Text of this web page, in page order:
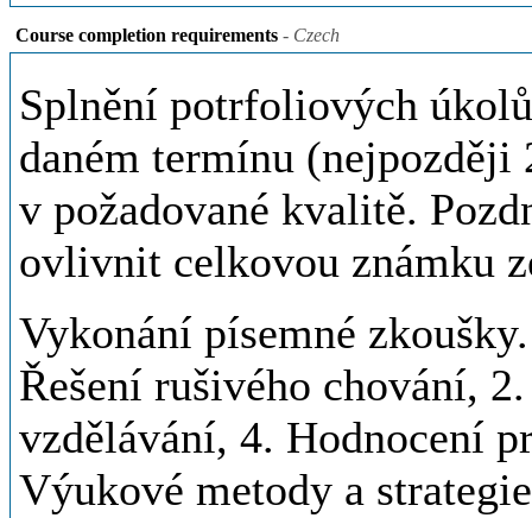
Course completion requirements - Czech
Splnění potrfoliových
daném termínu
v požadované kvalitě.
ovlivnit celkovou známku
Vykonání písemné
Řešení rušivého chování,
vzdělávání, 4. Hodnocení
Výukové metody a